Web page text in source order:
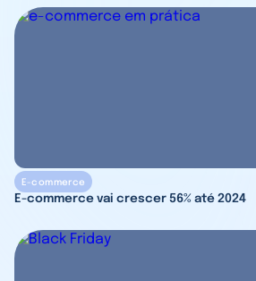
E-commerce
E-commerce vai crescer 56% até 2024